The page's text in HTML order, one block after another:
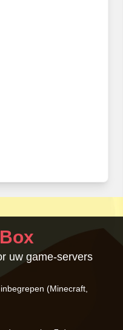
uw game-servers
(Minecraft,